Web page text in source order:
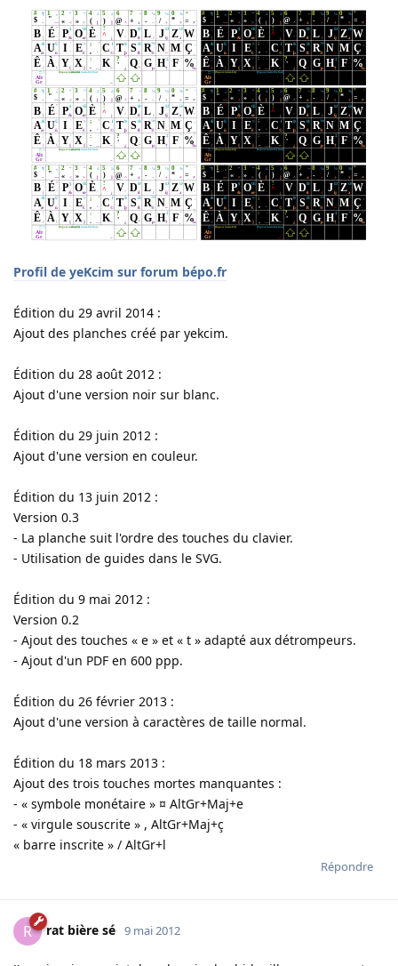
Profil de yeKcim sur forum bépo.fr
Édition du 29 avril 2014 :
Ajout des planches créé par yekcim.
Édition du 28 août 2012 :
Ajout d'une version noir sur blanc.
Édition du 29 juin 2012 :
Ajout d'une version en couleur.
Édition du 13 juin 2012 :
Version 0.3
- La planche suit l'ordre des touches du clavier.
- Utilisation de guides dans le SVG.
Édition du 9 mai 2012 :
Version 0.2
- Ajout des touches « e » et « t » adapté aux détrompeurs.
- Ajout d'un PDF en 600 ppp.
Édition du 26 février 2013 :
Ajout d'une version à caractères de taille normal.
Édition du 18 mars 2013 :
Ajout des trois touches mortes manquantes :
- « symbole monétaire » ¤ AltGr+Maj+e
- « virgule souscrite » , AltGr+Maj+ç
« barre inscrite » / AltGr+l
Répondre
R rat bière sé 9 mai 2012